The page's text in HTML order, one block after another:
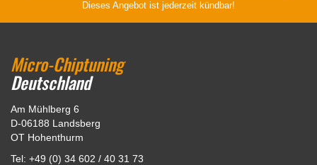
Dieses Angebot ist jederzeit kündbar!
Micro-Chiptuning
Deutschland
Am Mühlberg 6
D-06188 Landsberg
OT Hohenthurm
Tel: +49 (0) 34 602 / 40 31 73